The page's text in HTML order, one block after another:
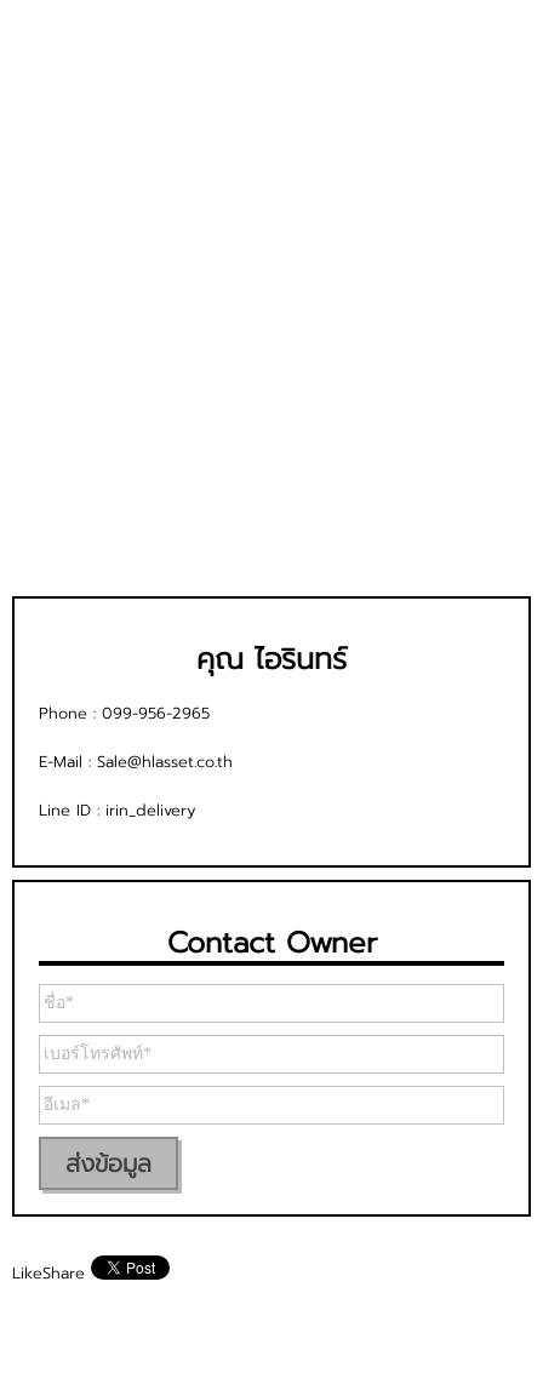
คุณ ไอรินทร์
Phone : 099-956-2965
E-Mail : Sale@hlasset.co.th
Line ID : irin_delivery
Contact Owner
ส่งข้อมูล
LikeShare